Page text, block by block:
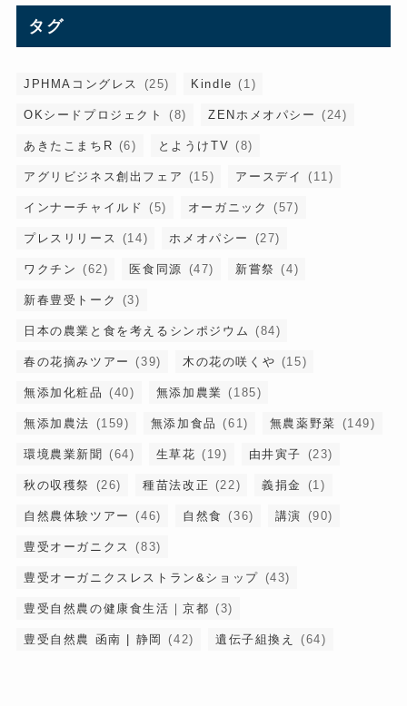
タグ
JPHMAコングレス (25) Kindle (1)
OKシードプロジェクト (8) ZENホメオパシー (24)
あきたこまちR (6) とようけTV (8)
アグリビジネス創出フェア (15) アースデイ (11)
インナーチャイルド (5) オーガニック (57)
プレスリリース (14) ホメオパシー (27)
ワクチン (62) 医食同源 (47) 新嘗祭 (4)
新春豊受トーク (3)
日本の農業と食を考えるシンポジウム (84)
春の花摘みツアー (39) 木の花の咲くや (15)
無添加化粧品 (40) 無添加農業 (185)
無添加農法 (159) 無添加食品 (61) 無農薬野菜 (149)
環境農業新聞 (64) 生草花 (19) 由井寅子 (23)
秋の収穫祭 (26) 種苗法改正 (22) 義捐金 (1)
自然農体験ツアー (46) 自然食 (36) 講演 (90)
豊受オーガニクス (83)
豊受オーガニクスレストラン&ショップ (43)
豊受自然農の健康食生活｜京都 (3)
豊受自然農 函南 | 静岡 (42) 遺伝子組換え (64)